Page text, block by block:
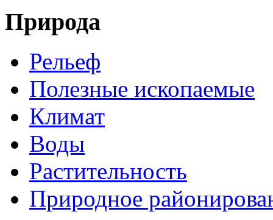
Природа
Рельеф
Полезные ископаемые
Климат
Воды
Растительность
Природное